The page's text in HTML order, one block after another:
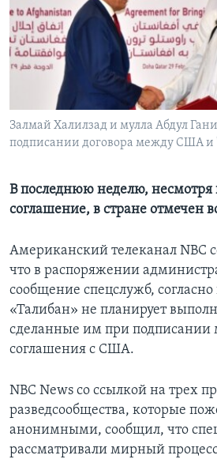
Learning English
СОЦИАЛЬНЫЕ СЕТИ
Языки
Залмай Халилзад и мулла Абдул
подписании договора между США и
В последнюю неделю, несмотря
соглашение, в стране отмечен
Американский телеканал NBC
что в распоряжении
сообщение спецслужб,
«Талибан» не планирует
сделанные им при подписании
соглашения с США.
NBC News со ссылкой на трех
разведсообщества, которые
анонимными, сообщил, что
рассматривали мирный процесс